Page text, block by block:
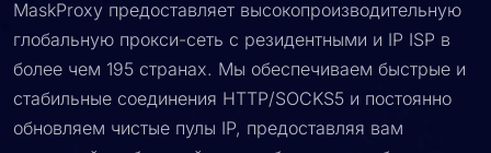
MaskProxy предоставляет высокопроизводительную
глобальную прокси-сеть с резидентными и IP ISP в
более чем 195 странах. Мы обеспечиваем быстрые и
стабильные соединения HTTP/SOCKS5 и постоянно
обновляем чистые пулы IP, предоставляя вам